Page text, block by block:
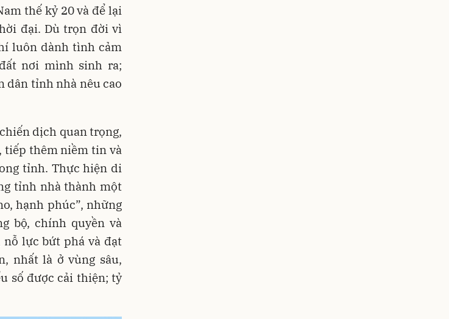
thế kỷ 20 và để lại
đại. Dù trọn đời vì
luôn dành tình cảm
nơi mình sinh ra;
dân tỉnh nhà nêu cao
dịch quan trọng,
tiếp thêm niềm tin và
tỉnh. Thực hiện di
tỉnh nhà thành một
hạnh phúc”, những
bộ, chính quyền và
nỗ lực bứt phá và đạt
nhất là ở vùng sâu,
số được cải thiện; tỷ